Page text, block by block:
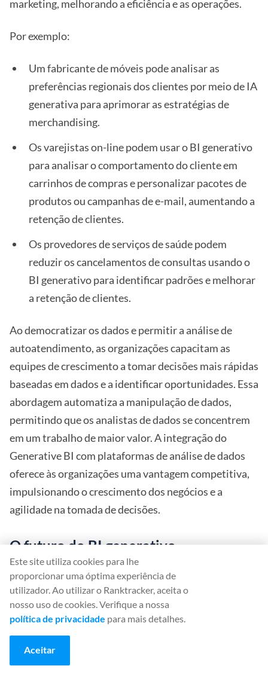
marketing, melhorando a eficiência e as operações.
Por exemplo:
Um fabricante de móveis pode analisar as
preferências regionais dos clientes por meio de IA
generativa para aprimorar as estratégias de
merchandising.
Os varejistas on-line podem usar o BI generativo
para analisar o comportamento do cliente em
carrinhos de compras e personalizar pacotes de
produtos ou campanhas de e-mail, aumentando a
retenção de clientes.
Os provedores de serviços de saúde podem
reduzir os cancelamentos de consultas usando o
BI generativo para identificar padrões e melhorar
a retenção de clientes.
Ao democratizar os dados e permitir a análise de
autoatendimento, as organizações capacitam as
equipes de crescimento a tomar decisões mais rápidas
baseadas em dados e a identificar oportunidades. Essa
abordagem automatiza a manipulação de dados,
permitindo que os analistas de dados se concentrem
em um trabalho de maior valor. A integração do
Generative BI com plataformas de análise de dados
oferece às organizações uma vantagem competitiva,
impulsionando o crescimento dos negócios e a
agilidade na tomada de decisões.
O futuro do BI generativo
Recursos de IA generativa para BI
Narrativo 2.0
Narrative BI 2.0 em business intelligence. Ele fornece
insights baseados em IA que vão além do BI
Este site utiliza cookies para lhe
proporcionar uma óptima experiência de
utilizador. Ao utilizar o Ranktracker, aceita o
nosso uso de cookies. Verifique a nossa
política de privacidade para mais detalhes.
Aceitar